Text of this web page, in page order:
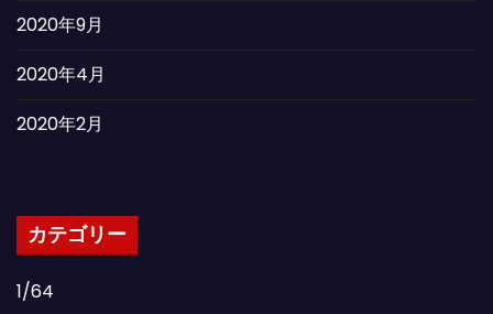
2020年9月
2020年4月
2020年2月
カテゴリー
1/64